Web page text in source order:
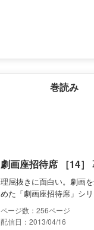
巻読み
劇画座招待席 ［14］
理屈抜きに面白い。劇画
めた「劇画座招待席」シ
256
配信日：2013/04/16